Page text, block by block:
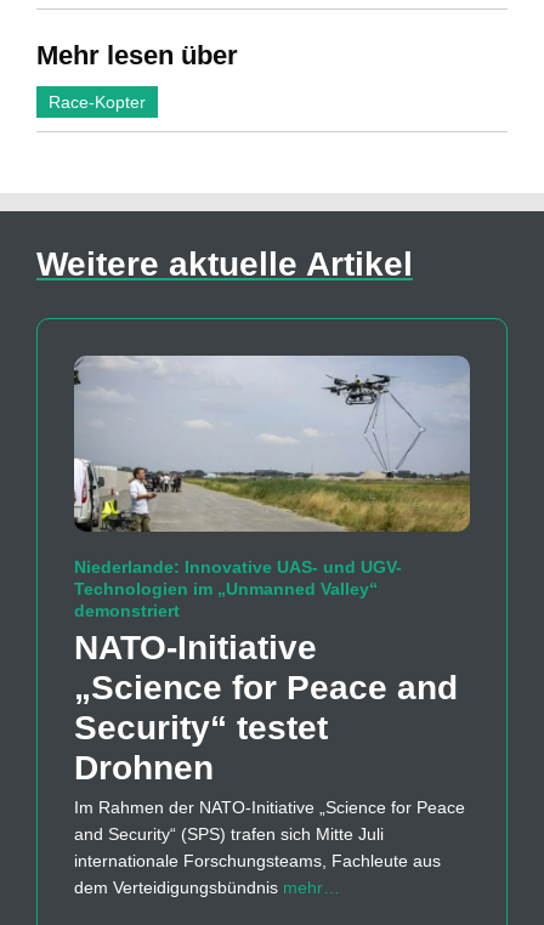
Mehr lesen über
Race-Kopter
Weitere aktuelle Artikel
Niederlande: Innovative UAS- und UGV-
Technologien im „Unmanned Valley“
demonstriert
NATO-Initiative
„Science for Peace and
Security“ testet
Drohnen
Im Rahmen der NATO-Initiative „Science for Peace
and Security“ (SPS) trafen sich Mitte Juli
internationale Forschungsteams, Fachleute aus
dem Verteidigungsbündnis mehr…